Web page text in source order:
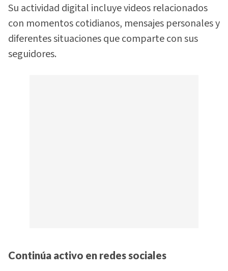
Su actividad digital incluye videos relacionados
con momentos cotidianos, mensajes personales y
diferentes situaciones que comparte con sus
seguidores.
Continúa activo en redes sociales